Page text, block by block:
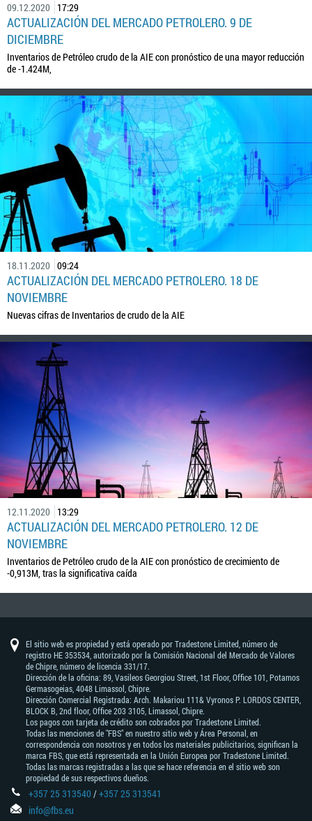
09.12.2020 17:29
ACTUALIZACIÓN DEL MERCADO PETROLERO. 9 DE
DICIEMBRE
‌Inventarios‌ ‌de‌ ‌Petróleo‌ ‌crudo‌ ‌de‌ ‌la‌ ‌AIE‌ ‌con‌ ‌pronóstico‌ ‌de‌ una mayor ‌reducción‌
‌de‌ ‌-1.424M,
18.11.2020 09:24
ACTUALIZACIÓN DEL MERCADO PETROLERO. 18 DE
NOVIEMBRE
Nuevas cifras de Inventarios de crudo de la AIE
12.11.2020 13:29
ACTUALIZACIÓN DEL MERCADO PETROLERO. 12 DE
NOVIEMBRE
Inventarios de Petróleo crudo de la AIE con pronóstico de crecimiento de
-0,913M, tras la significativa caída
El sitio web es propiedad y está operado por Tradestone Limited, número de
registro HE 353534, autorizado por la Comisión Nacional del Mercado de Valores
de Chipre, número de licencia 331/17.
Dirección de la oficina: 89, Vasileos Georgiou Street, 1st Floor, Office 101, Potamos
Germasogeias, 4048 Limassol, Chipre.
Dirección Comercial Registrada: Arch. Makariou 111& Vyronos Р. LORDOS CENTER,
BLOCK В, 2nd floor, Office 203 3105, Limassol, Chipre.
Los pagos con tarjeta de crédito son cobrados por Tradestone Limited.
Todas las menciones de "FBS" en nuestro sitio web y Área Personal, en
correspondencia con nosotros y en todos los materiales publicitarios, significan la
marca FBS, que está representada en la Unión Europea por Tradestone Limited.
Todas las marcas registradas a las que se hace referencia en el sitio web son
propiedad de sus respectivos dueños.
+357 25 313540/+357 25 313541
info@fbs.eu